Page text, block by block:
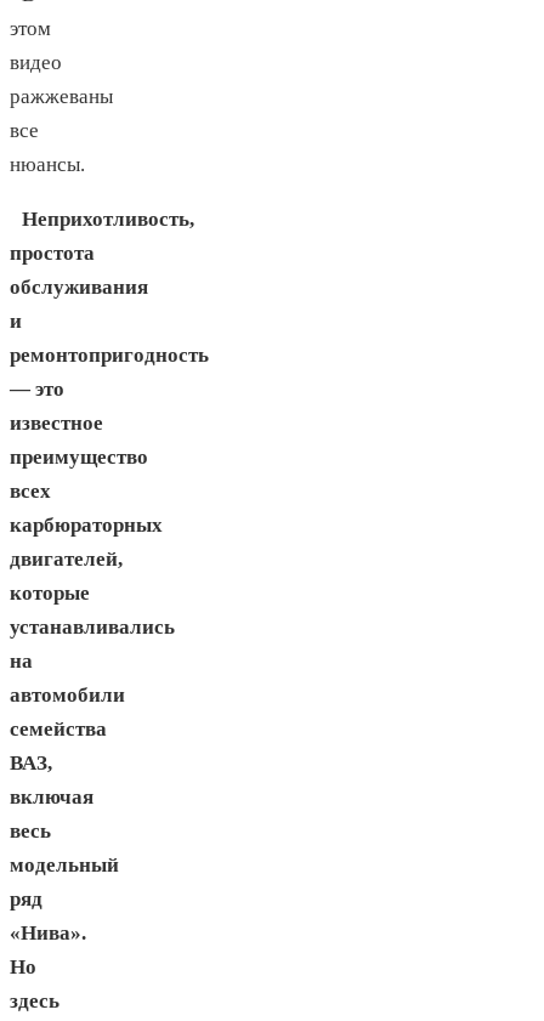
этом
видео
ражжеваны
все
нюансы.
Неприхотливость,
простота
обслуживания
и
ремонтопригодность
— это
известное
преимущество
всех
карбюраторных
двигателей,
которые
устанавливались
на
автомобили
семейства
ВАЗ,
включая
весь
модельный
ряд
«Нива».
Но
здесь